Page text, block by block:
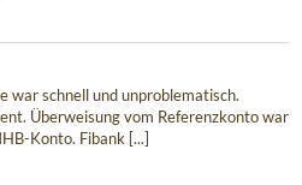
war schnell und unproblematisch.
Überweisung vom Referenzkonto war
Konto. Fibank [...]